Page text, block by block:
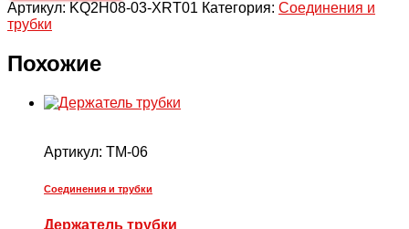
резьбовое
соединение,
р
8
R3/8''
Артикул: KQ2H08-03-XRT01 Категория: Соединения и
трубки
Похожие
Артикул: TM-06
Соединения и трубки
Держатель трубки